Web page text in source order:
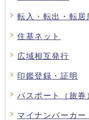
転入・転出・転居
住基ネット
広域相互発行
印鑑登録・証明
パスポート（旅券
マイナンバーカー